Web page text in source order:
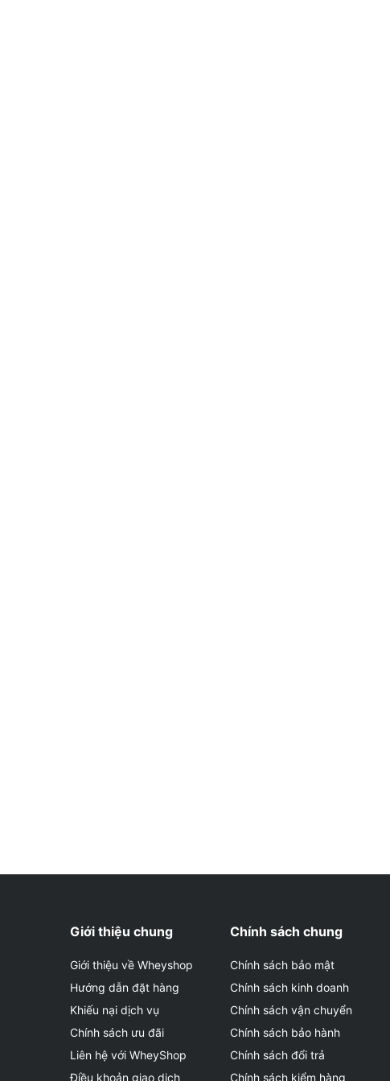
Giới thiệu chung
Giới thiệu về Wheyshop
Hướng dẫn đặt hàng
Khiếu nại dịch vụ
Chính sách ưu đãi
Liên hệ với WheyShop
Điều khoản giao dịch
Chính sách chung
Chính sách bảo mật
Chính sách kinh doanh
Chính sách vận chuyển
Chính sách bảo hành
Chính sách đổi trả
Chính sách kiểm hàng